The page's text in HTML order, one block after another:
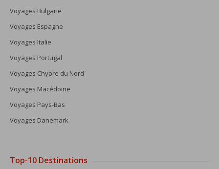
Voyages Bulgarie
Voyages Espagne
Voyages Italie
Voyages Portugal
Voyages Chypre du Nord
Voyages Macédoine
Voyages Pays-Bas
Voyages Danemark
Top-10 Destinations